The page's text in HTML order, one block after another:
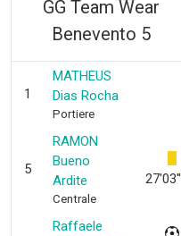
GG Team Wear
Benevento 5
1
MATHEUS
Dias Rocha
Portiere
5
RAMON
Bueno
Ardite
Centrale
27'03''
Raffaele